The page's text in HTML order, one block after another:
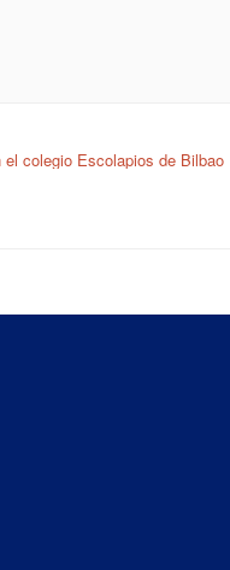
colegio Escolapios de Bilbao